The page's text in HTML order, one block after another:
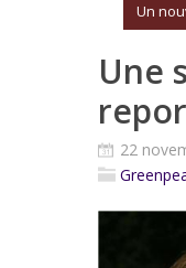
Un
Une
22